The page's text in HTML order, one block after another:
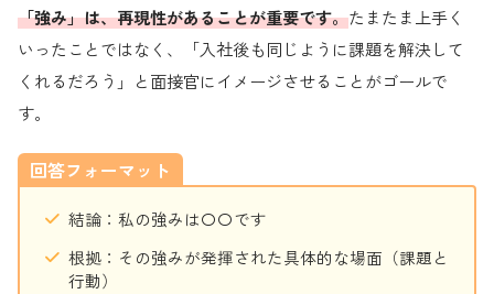
「強み」は、再現性があることが重要です。たまたま上手く
いったことではなく、「入社後も同じように課題を解決して
くれるだろう」と面接官にイメージさせることがゴールで
す。
回答フォーマット
結論：私の強みは〇〇です
根拠：その強みが発揮された具体的な場面（課題と
行動）